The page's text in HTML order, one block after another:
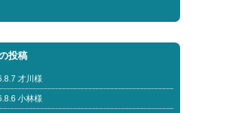
投稿
才川様
小林様